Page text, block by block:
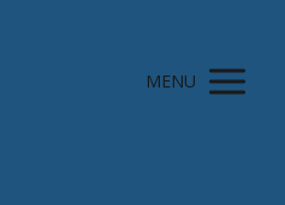
MENU